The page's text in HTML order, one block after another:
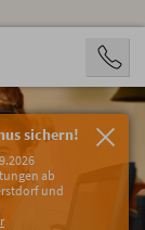
sichern!
ab
und